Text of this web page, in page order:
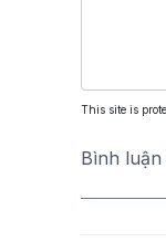
This site is
Bình